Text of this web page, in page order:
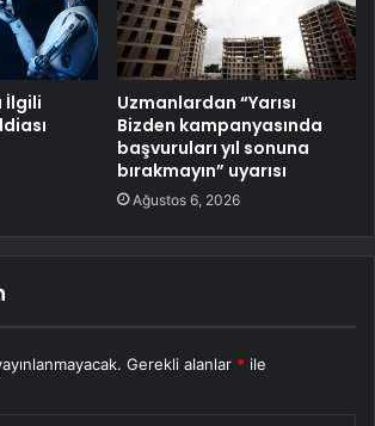
İlgili
Uzmanlardan “Yarısı
Bizden kampanyasında
başvuruları yıl sonuna
bırakmayın” uyarısı
Ağustos 6, 2026
Gerekli alanlar * ile